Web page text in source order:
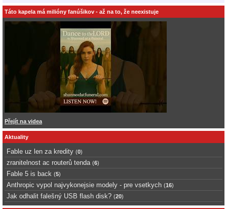
Táto kapela má milióny fanúšikov - až na to, že neexistuje
Přejít na videa
Aktuality
Fable uz len za kredity (0)
zranitelnost ac routerů tenda (6)
Fable 5 is back (5)
Anthropic vypol najvykonejsie modely - pre vsetkych (16)
Jak odhalit falešný USB flash disk? (20)